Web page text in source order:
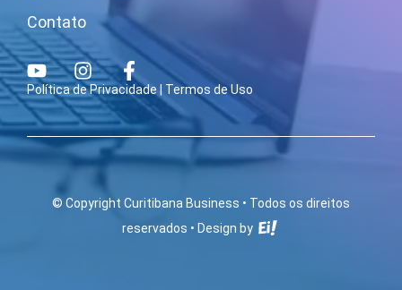
Contato
Política de Privacidade Termos de Uso
© Copyright Curitibana Business • Todos os direitos
reservados • Design by